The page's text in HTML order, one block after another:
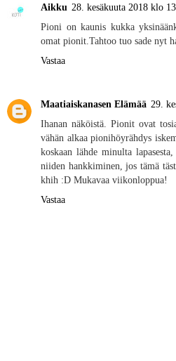
Aikku 28. kesäkuuta 2018 klo
Pioni on kaunis kukka
omat pionit.Tahtoo tuo sade nyt
Vastaa
Maatiaiskanasen Elämää 29.
Ihanan näköistä. Pionit ovat
vähän alkaa pionihöyrähdys
koskaan lähde minulta
niiden hankkiminen, jos tämä
khih :D Mukavaa viikonloppua!
Vastaa